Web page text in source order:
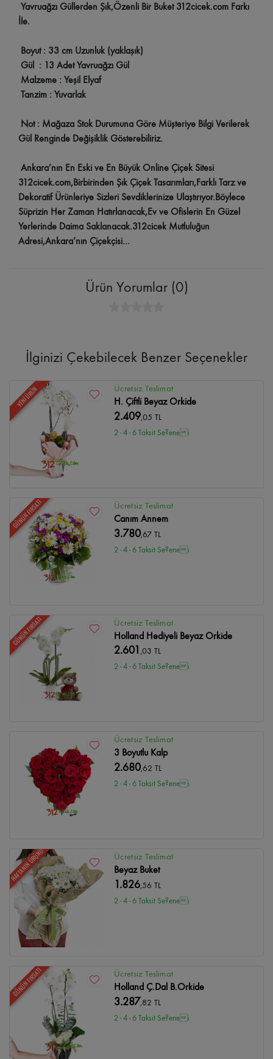
Yavruağzı Güllerden Şık,Özenli Bir Buket 312cicek.com Farkı
İle.
Boyut : 33 cm Uzunluk (yaklaşık)
Gül : 13 Adet Yavruağzı Gül
Malzeme : Yeşil Elyaf
Tanzim : Yuvarlak
Not : Mağaza Stok Durumuna Göre Müşteriye Bilgi Verilerek
Gül Renginde Değişiklik Gösterebiliriz.
Ankara’nın En Eski ve En Büyük Online Çiçek Sitesi
312cicek.com,Birbirinden Şık Çiçek Tasarımları,Farklı Tarz ve
Dekoratif Ürünleriye Sizleri Sevdiklerinize Ulaştırıyor.Böylece
Süprizin Her Zaman Hatırlanacak,Ev ve Ofislerin En Güzel
Yerlerinde Daima Saklanacak.312cicek Mutluluğun
Adresi,Ankara’nın Çiçekçisi…
Ürün Yorumlar (0)
İlginizi Çekebilecek Benzer Seçenekler
YENİ ÜRÜN Ücretsiz Teslimat
H. Çiftli Beyaz Orkide
2.409,05 TL
2 - 4 - 6 Taksit Se?enei
GÜNÜN FIRSATI Ücretsiz Teslimat
Canım Annem
3.780,67 TL
2 - 4 - 6 Taksit Se?enei
GÜNÜN FIRSATI Ücretsiz Teslimat
Holland Hediyeli Beyaz Orkide
2.601 ,03 TL
2 - 4 - 6 Taksit Se?enei
Ücretsiz Teslimat
3 Boyutlu Kalp
2.680,62 TL
2 - 4 - 6 Taksit Se?enei
HAFTANIN ÜRÜNÜ Ücretsiz Teslimat
Beyaz Buket
1.826,56 TL
2 - 4 - 6 Taksit Se?enei
GÜNÜN FIRSATI Ücretsiz Teslimat
Holland Ç.Dal B.Orkide
3.287,82 TL
2 - 4 - 6 Taksit Se?enei